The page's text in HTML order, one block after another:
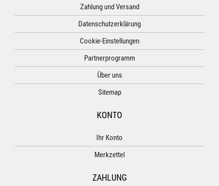
Zahlung und Versand
Datenschutzerklärung
Cookie-Einstellungen
Partnerprogramm
Über uns
Sitemap
KONTO
Ihr Konto
Merkzettel
ZAHLUNG